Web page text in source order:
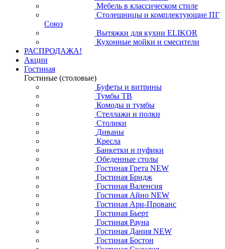
Мебель в классическом стиле
Столешницы и комплектующие ПГ
Союз
Вытяжки для кухни ELIKOR
Кухонные мойки и смесители
РАСПРОДАЖА!
Акции
Гостиная
Гостиные (столовые)
Буфеты и витрины
Тумбы ТВ
Комоды и тумбы
Стеллажи и полки
Столики
Диваны
Кресла
Банкетки и пуфики
Обеденные столы
Гостиная Грета NEW
Гостиная Бридж
Гостиная Валенсия
Гостиная Айно NEW
Гостиная Ари-Прованс
Гостиная Бьерт
Гостиная Рауна
Гостиная Дания NEW
Гостиная Бостон